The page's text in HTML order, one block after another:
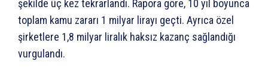
şekilde üç kez tekrarlandı. Rapora göre, 10 yıl boyunca
toplam kamu zararı 1 milyar lirayı geçti. Ayrıca özel
şirketlere 1,8 milyar liralık haksız kazanç sağlandığı
vurgulandı.